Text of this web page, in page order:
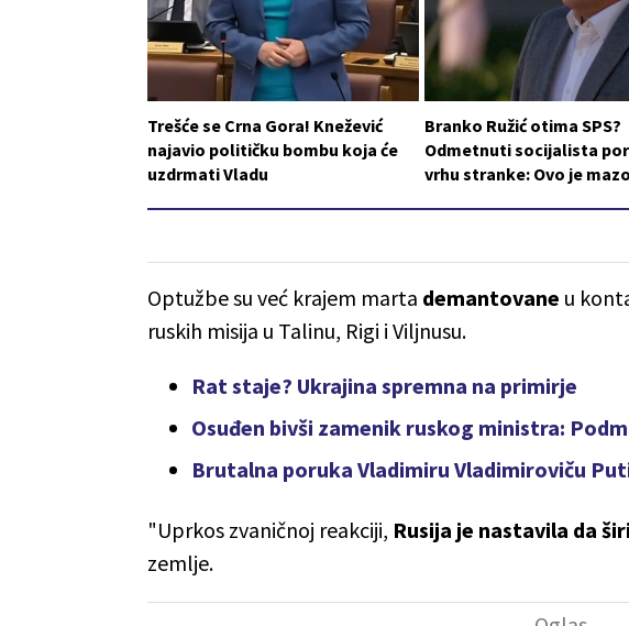
Trešće se Crna Gora! Knežević
najavio političku bombu koja će
uzdrmati Vladu
Branko Ružić otima SPS?
Odmetnuti socijalista
vrhu stranke: Ovo je
Optužbe su već krajem marta demantovane u
ruskih misija u Talinu, Rigi i Viljnusu.
Rat staje? Ukrajina spremna na primirje
Osuđen bivši zamenik ruskog ministra:
Brutalna poruka Vladimiru Vladimiroviču
"Uprkos zvaničnoj reakciji, Rusija je nastavila da
zemlje.